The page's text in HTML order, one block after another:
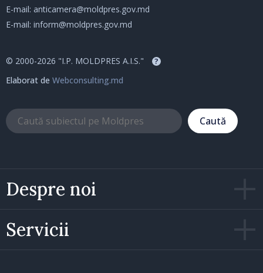
Despre noi
Servicii
E-mail: anticamera@moldpres.gov.md
E-mail: inform@moldpres.gov.md
© 2000-2026 "I.P. MOLDPRES A.I.S." ?
Elaborat de Webconsulting.md
Caută